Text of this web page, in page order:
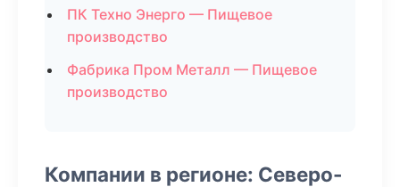
ПК Техно Энерго — Пищевое
производство
Фабрика Пром Металл — Пищевое
производство
Компании в регионе: Северо-